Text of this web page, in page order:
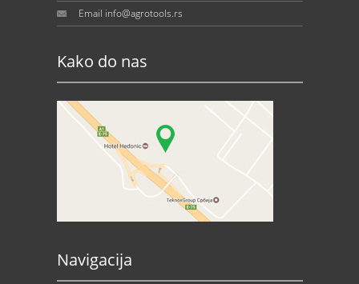
Email info@agrotools.rs
Kako do nas
Navigacija